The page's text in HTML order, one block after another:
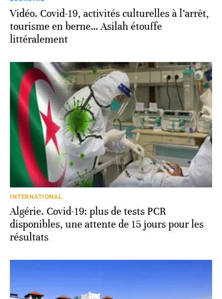
Vidéo. Covid-19, activités culturelles à l’arrêt,
tourisme en berne… Asilah étouffe
littéralement
INTERNATIONAL
Algérie. Covid-19: plus de tests PCR
disponibles, une attente de 15 jours pour les
résultats